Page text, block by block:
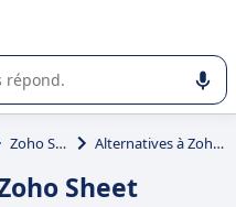
ou la sélection de
Zoho Sheet Alternatives à Zoho Sheet
Sheet